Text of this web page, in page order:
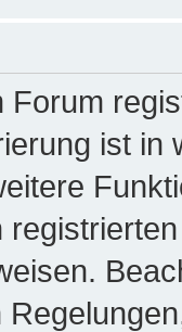
Forum
ist in